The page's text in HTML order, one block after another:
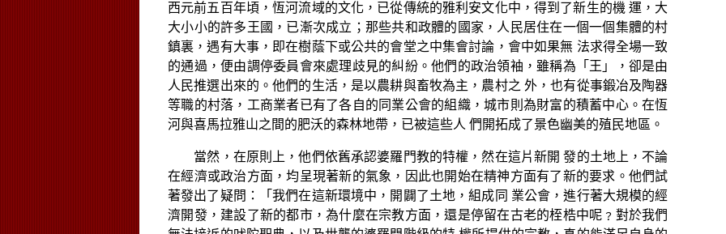
西元前五百年頃，恆河流域的文化，已從傳統的雅利安文化中，得到了新生的機 運，大
大小小的許多王國，已漸次成立；那些共和政體的國家，人民居住在一個一個集體的村
鎮裏，遇有大事，即在樹蔭下或公共的會堂之中集會討論，會中如果無 法求得全場一致
的通過，便由調停委員會來處理歧見的糾紛。他們的政治領袖，雖稱為「王」，卻是由
人民推選出來的。他們的生活，是以農耕與畜牧為主，農村之 外，也有從事鍛冶及陶器
等職的村落，工商業者已有了各自的同業公會的組織，城市則為財富的積蓄中心。在恆
河與喜馬拉雅山之間的肥沃的森林地帶，已被這些人 們開拓成了景色幽美的殖民地區。
當然，在原則上，他們依舊承認婆羅門教的特權，然在這片新開 發的土地上，不論
在經濟或政治方面，均呈現著新的氣象，因此也開始在精神方面有了新的要求。他們試
著發出了疑問：「我們在這新環境中，開闢了土地，組成同 業公會，進行著大規模的經
濟開發，建設了新的都市，為什麼在宗教方面，還是停留在古老的桎梏中呢 ﹖對於我們